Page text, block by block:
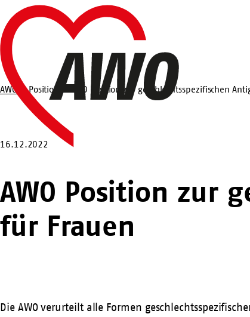
Zum
Hauptinhalt
springen
Startseite
Suche
AWO Position AWO Position zur geschlechtsspezifischen
16.12.2022
AWO Position zur
für Frauen
Die AWO verurteilt alle Formen